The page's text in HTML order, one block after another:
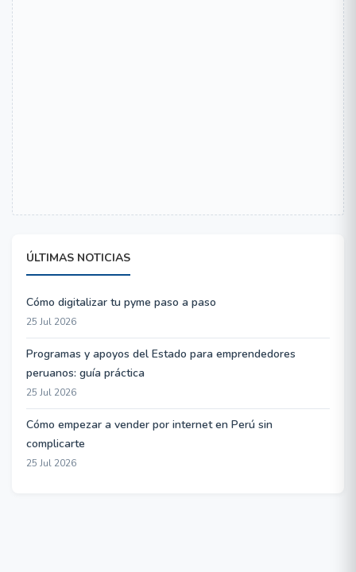
ÚLTIMAS NOTICIAS
Cómo digitalizar tu pyme paso a paso
25 Jul 2026
Programas y apoyos del Estado para emprendedores
peruanos: guía práctica
25 Jul 2026
Cómo empezar a vender por internet en Perú sin
complicarte
25 Jul 2026